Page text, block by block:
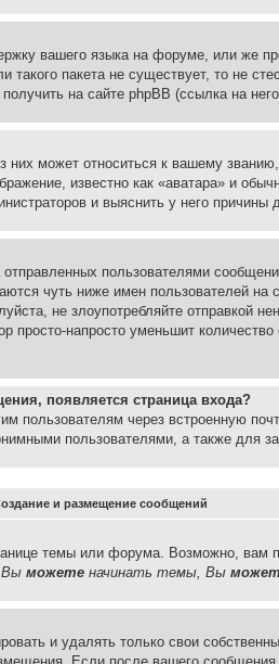
вашего языка на форуме, или же
пакета не существует, то не
на сайте phpBB (ссылка на
может относиться к вашему
известно как «аватара» и
и выяснить у него причины
пользователями
чуть ниже имен пользователей
не злоупотребляйте
напросто уменьшит
появляется страница входа?
пользователям через встроенную
пользователями, а также для
и размещение сообщений
темы или форума. Возможно, вам
Вы можете начинать темы, Вы
и удалять только свои